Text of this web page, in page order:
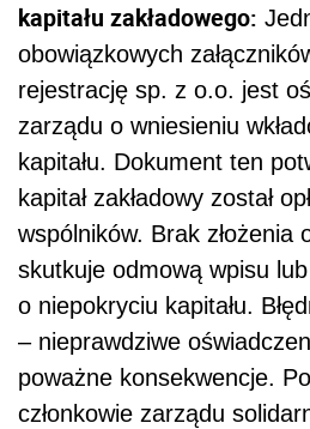
kapitału zakładowego:
obowiązkowych
rejestrację sp. z o.o. jest
zarządu o wniesieniu
kapitału. Dokument ten
kapitał zakładowy został
wspólników. Brak złożenia
skutkuje odmową wpisu
o niepokryciu kapitału.
– nieprawdziwe
poważne konsekwencje.
członkowie zarządu